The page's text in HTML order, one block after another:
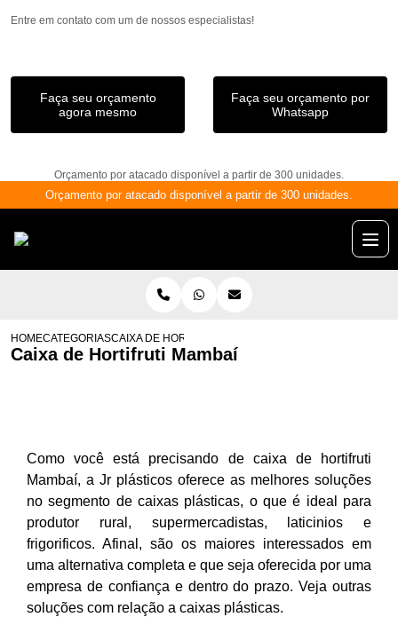
Entre em contato com um de nossos especialistas!
Faça seu orçamento
agora mesmo
Faça seu orçamento por
Whatsapp
Orçamento por atacado disponível a partir de 300 unidades.
Orçamento por atacado disponível a partir de 300 unidades.
HOMECATEGORIASCAIXA DE HORTIFRUTI MAMBAÍ
Caixa de Hortifruti Mambaí
Como você está precisando de caixa de hortifruti
Mambaí, a Jr plásticos oferece as melhores soluções
no segmento de caixas plásticas, o que é ideal para
produtor rural, supermercadistas, laticinios e
frigorificos. Afinal, são os maiores interessados em
uma alternativa completa e que seja oferecida por uma
empresa de confiança e dentro do prazo. Veja outras
soluções com relação a caixas plásticas.